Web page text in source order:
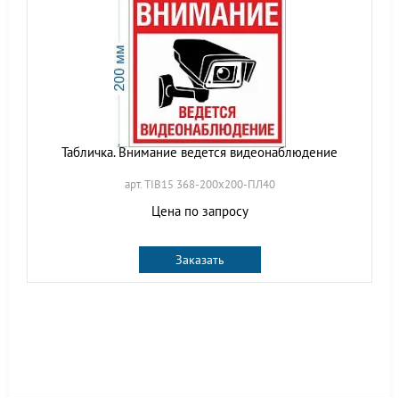
Табличка. Внимание ведется видеонаблюдение
арт. TIB15 368-200х200-ПЛ40
Цена по запросу
Заказать